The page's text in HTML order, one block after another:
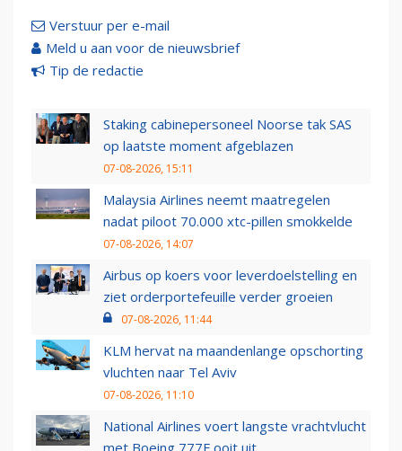
Verstuur per e-mail
Meld u aan voor de nieuwsbrief
Tip de redactie
Staking cabinepersoneel Noorse tak SAS
op laatste moment afgeblazen
07-08-2026, 15:11
Malaysia Airlines neemt maatregelen
nadat piloot 70.000 xtc-pillen smokkelde
07-08-2026, 14:07
Airbus op koers voor leverdoelstelling en
ziet orderportefeuille verder groeien
07-08-2026, 11:44
KLM hervat na maandenlange opschorting
vluchten naar Tel Aviv
07-08-2026, 11:10
National Airlines voert langste vrachtvlucht